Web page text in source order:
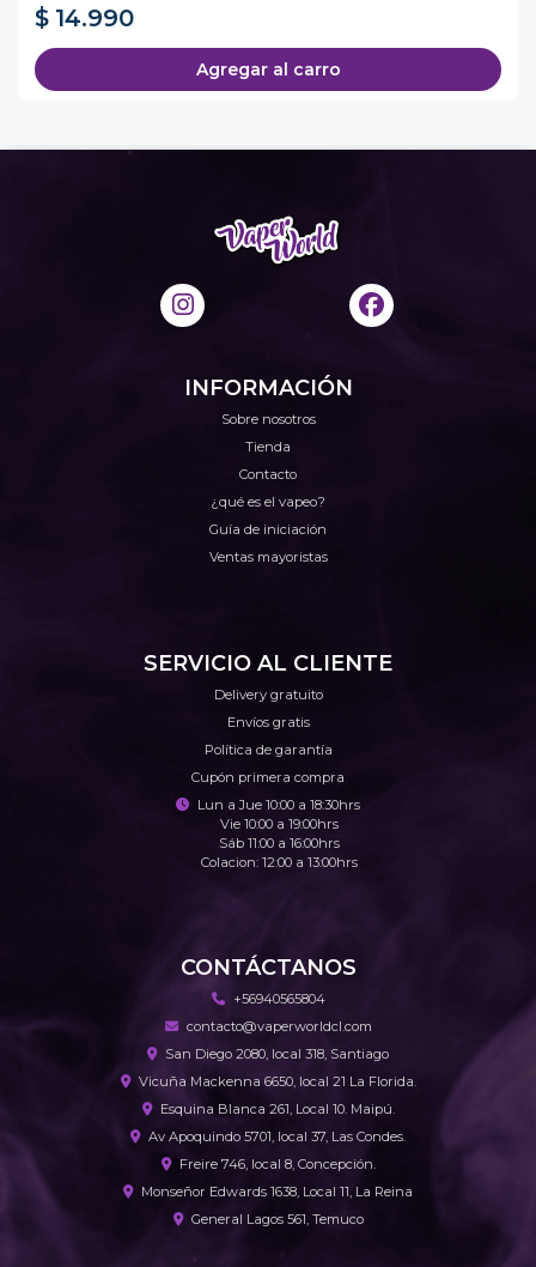
$ 14.990
Agregar al carro
INFORMACIÓN
Sobre nosotros
Tienda
Contacto
¿qué es el vapeo?
Guía de iniciación
Ventas mayoristas
SERVICIO AL CLIENTE
Delivery gratuito
Envíos gratis
Política de garantía
Cupón primera compra
Lun a Jue 10:00 a 18:30hrs
Vie 10:00 a 19:00hrs
Sáb 11:00 a 16:00hrs
Colacion: 12:00 a 13:00hrs
CONTÁCTANOS
+56940565804
contacto@vaperworldcl.com
San Diego 2080, local 318, Santiago
Vicuña Mackenna 6650, local 21 La Florida.
Esquina Blanca 261, Local 10. Maipú.
Av Apoquindo 5701, local 37, Las Condes.
Freire 746, local 8, Concepción.
Monseñor Edwards 1638, Local 11, La Reina
General Lagos 561, Temuco